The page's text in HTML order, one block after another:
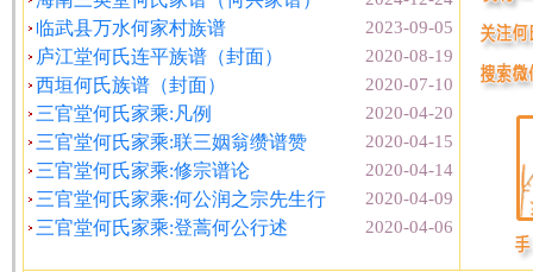
2023-09-05
临武县万水何家村族谱
2020-08-19
庐江堂何氏连平族谱（封面）
2020-07-10
西垣何氏族谱（封面）
2020-04-20
三官堂何氏家乘:凡例
2020-04-15
三官堂何氏家乘:联三姻翁缵谱赞
2020-04-14
三官堂何氏家乘:修宗谱论
2020-04-09
三官堂何氏家乘:何公润之宗先生行
2020-04-06
三官堂何氏家乘:登蒿何公行述